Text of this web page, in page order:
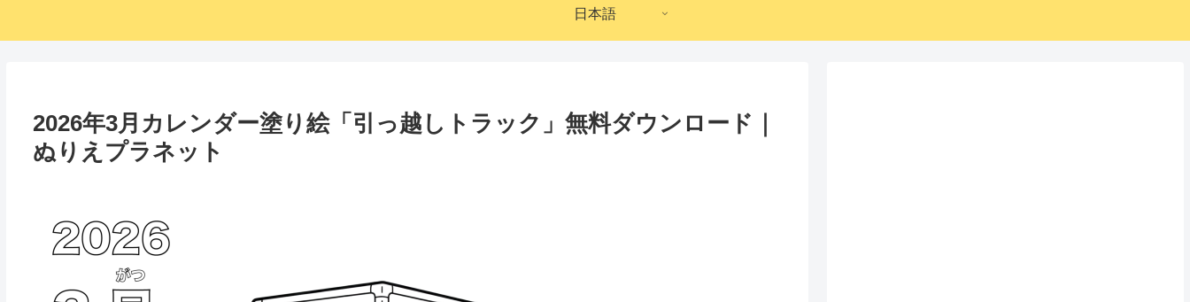
日本語
2026年3月カレンダー塗り絵「引っ越しトラック」無料ダウンロード｜
ぬりえプラネット